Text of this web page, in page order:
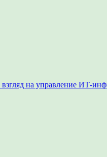
на управление ИТ-